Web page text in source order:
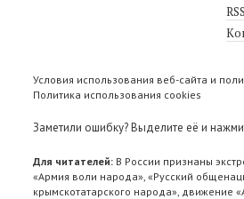
Условия использования веб-сайта и
Политика использования cookies
Заметили ошибку? Выделите её и
Для читателей: В России признаны
«Армия воли народа», «Русский
крымскотатарского народа», движение